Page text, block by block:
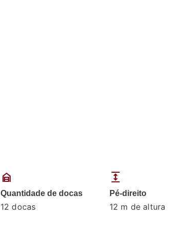
garage_home
Quantidade de docas
12 docas
expand
Pé-direito
12 m de altura